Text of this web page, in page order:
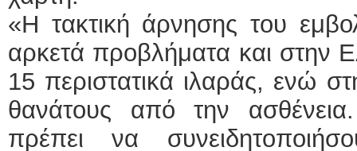
«Η τακτική άρνησης του
αρκετά προβλήματα και στην
15 περιστατικά ιλαράς, ενώ
θανάτους από την
πρέπει να